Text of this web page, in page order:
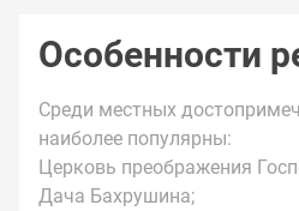
Особенности
Среди местных
наиболее популярны:
Церковь преображения
Дача Бахрушина;